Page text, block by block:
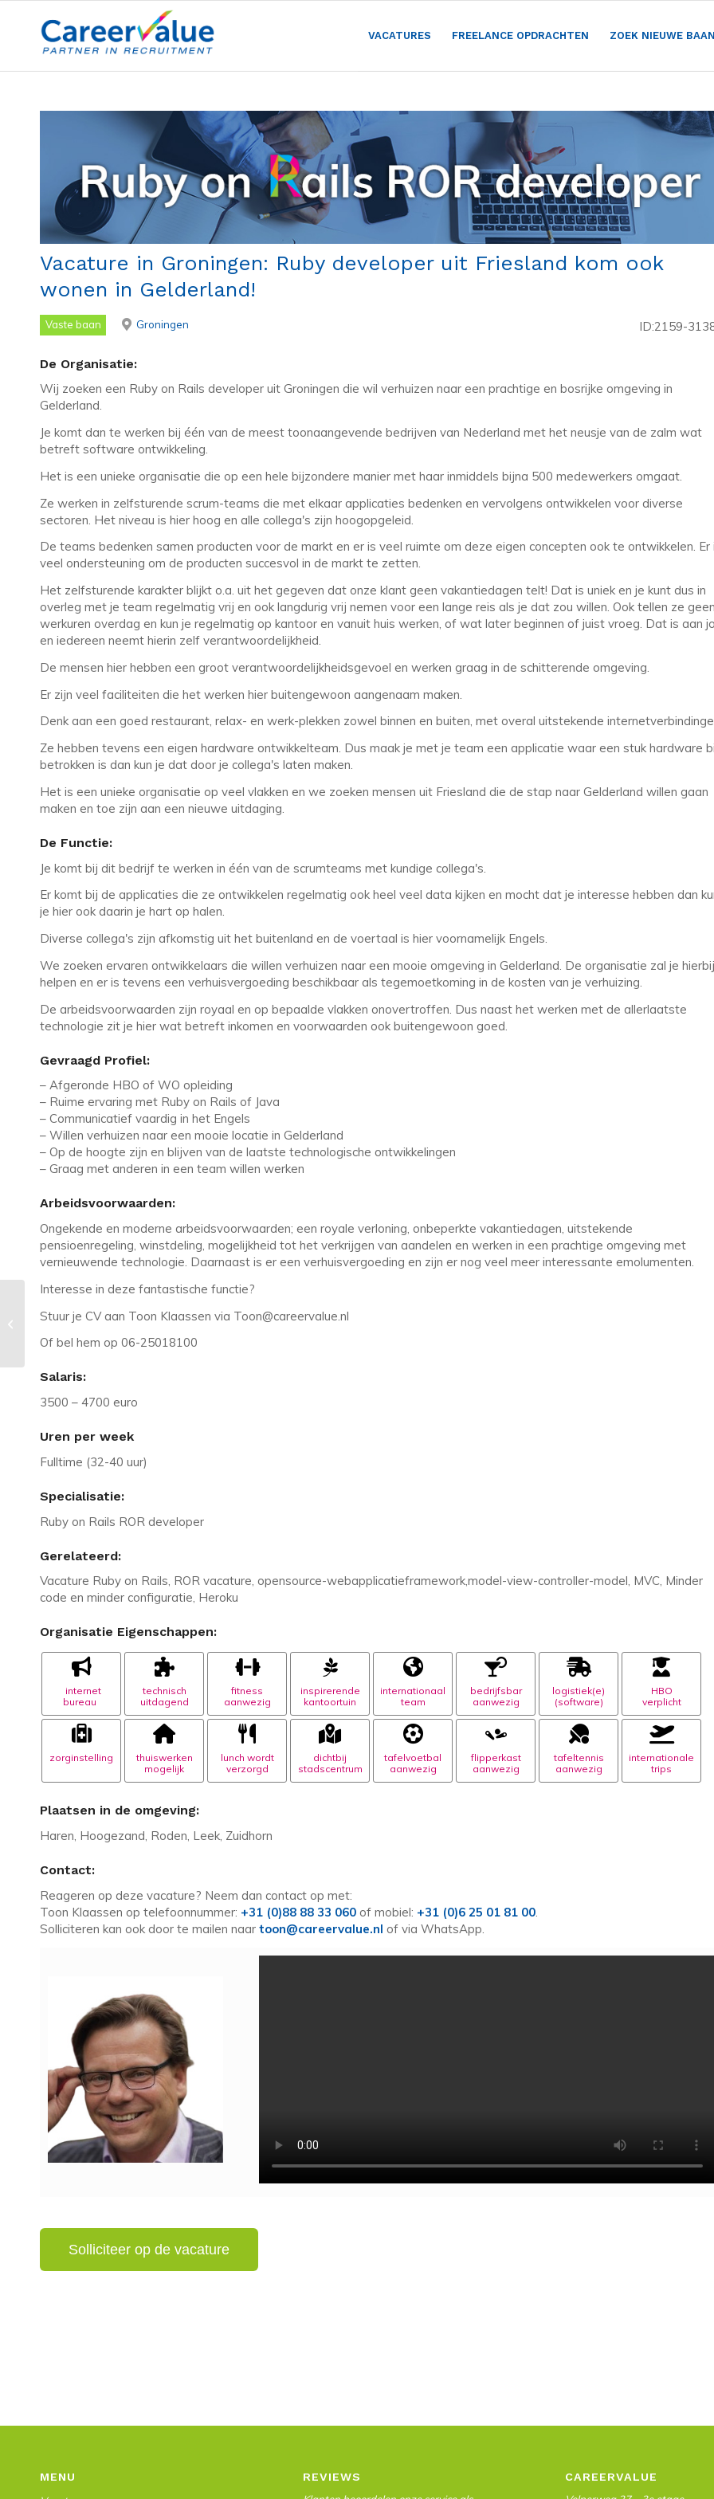
VACATURES FREELANCE OPDRACHTEN ZOEK NIEUWE BAAN
Vacature in Groningen: Ruby developer uit Friesland kom ook
wonen in Gelderland!
Vaste baan Groningen ID:2159-
De Organisatie:
Wij zoeken een Ruby on Rails developer uit Groningen die wil verhuizen naar een prachtige en bosrijke omgeving in
Gelderland.
Je komt dan te werken bij één van de meest toonaangevende bedrijven van Nederland met het neusje van de zalm wat
betreft software ontwikkeling.
Het is een unieke organisatie die op een hele bijzondere manier met haar inmiddels bijna 500 medewerkers omgaat.
Ze werken in zelfsturende scrum-teams die met elkaar applicaties bedenken en vervolgens ontwikkelen voor diverse
sectoren. Het niveau is hier hoog en alle collega's zijn hoogopgeleid.
De teams bedenken samen producten voor de markt en er is veel ruimte om deze eigen concepten ook te ontwikkelen. Er
veel ondersteuning om de producten succesvol in de markt te zetten.
Het zelfsturende karakter blijkt o.a. uit het gegeven dat onze klant geen vakantiedagen telt! Dat is uniek en je kunt dus in
overleg met je team regelmatig vrij en ook langdurig vrij nemen voor een lange reis als je dat zou willen. Ook tellen ze geen
werkuren overdag en kun je regelmatig op kantoor en vanuit huis werken, of wat later beginnen of juist vroeg. Dat is aan
en iedereen neemt hierin zelf verantwoordelijkheid.
De mensen hier hebben een groot verantwoordelijkheidsgevoel en werken graag in de schitterende omgeving.
Er zijn veel faciliteiten die het werken hier buitengewoon aangenaam maken.
Denk aan een goed restaurant, relax- en werk-plekken zowel binnen en buiten, met overal uitstekende
Ze hebben tevens een eigen hardware ontwikkelteam. Dus maak je met je team een applicatie waar een stuk hardware
betrokken is dan kun je dat door je collega's laten maken.
Het is een unieke organisatie op veel vlakken en we zoeken mensen uit Friesland die de stap naar Gelderland willen gaan
maken en toe zijn aan een nieuwe uitdaging.
De Functie:
Je komt bij dit bedrijf te werken in één van de scrumteams met kundige collega's.
Er komt bij de applicaties die ze ontwikkelen regelmatig ook heel veel data kijken en mocht dat je interesse hebben dan
je hier ook daarin je hart op halen.
Diverse collega's zijn afkomstig uit het buitenland en de voertaal is hier voornamelijk Engels.
We zoeken ervaren ontwikkelaars die willen verhuizen naar een mooie omgeving in Gelderland. De organisatie zal je hierbij
helpen en er is tevens een verhuisvergoeding beschikbaar als tegemoetkoming in de kosten van je verhuizing.
De arbeidsvoorwaarden zijn royaal en op bepaalde vlakken onovertroffen. Dus naast het werken met de allerlaatste
technologie zit je hier wat betreft inkomen en voorwaarden ook buitengewoon goed.
Gevraagd Profiel:
– Afgeronde HBO of WO opleiding
– Ruime ervaring met Ruby on Rails of Java
– Communicatief vaardig in het Engels
– Willen verhuizen naar een mooie locatie in Gelderland
– Op de hoogte zijn en blijven van de laatste technologische ontwikkelingen
– Graag met anderen in een team willen werken
Arbeidsvoorwaarden:
Ongekende en moderne arbeidsvoorwaarden; een royale verloning, onbeperkte vakantiedagen, uitstekende
pensioenregeling, winstdeling, mogelijkheid tot het verkrijgen van aandelen en werken in een prachtige omgeving met
vernieuwende technologie. Daarnaast is er een verhuisvergoeding en zijn er nog veel meer interessante emolumenten.
Interesse in deze fantastische functie?
Stuur je CV aan Toon Klaassen via Toon@careervalue.nl
Of bel hem op 06-25018100
Salaris:
3500 – 4700 euro
Uren per week
Fulltime (32-40 uur)
Specialisatie:
Ruby on Rails ROR developer
Gerelateerd:
Vacature Ruby on Rails, ROR vacature, opensource-webapplicatieframework,model-view-controller-model, MVC, Minder
code en minder configuratie, Heroku
Organisatie Eigenschappen:
internet
bureau
technisch
uitdagend
fitness
aanwezig
inspirerende
kantoortuin
internationaal
team
bedrijfsbar
aanwezig
logistiek(e)
(software)
HBO
verplicht
zorginstelling
thuiswerken
mogelijk
lunch wordt
verzorgd
dichtbij
stadscentrum
tafelvoetbal
aanwezig
flipperkast
aanwezig
tafeltennis
aanwezig
internationale
trips
Plaatsen in de omgeving:
Haren, Hoogezand, Roden, Leek, Zuidhorn
Contact:
Reageren op deze vacature? Neem dan contact op met:
Toon Klaassen op telefoonnummer: +31 (0)88 88 33 060 of mobiel: +31 (0)6 25 01 81 00.
Solliciteren kan ook door te mailen naar toon@careervalue.nl of via WhatsApp.
MENU
REVIEWS
CAREERVALUE
Vacature in Vught: Java consultancy